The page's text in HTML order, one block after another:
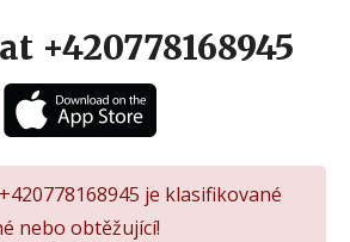
+420778168945
je klasifikované
nebo obtěžující!